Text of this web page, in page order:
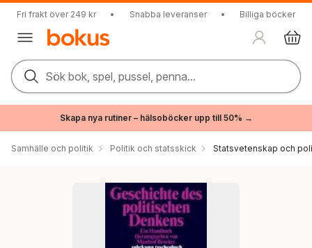
Fri frakt över 249 kr • Snabba leveranser • Billiga böcker
Sök bok, spel, pussel, penna...
Skapa nya rutiner – hälsoböcker upp till 50% →
Samhälle och politik Politik och statsskick Statsvetenskap och